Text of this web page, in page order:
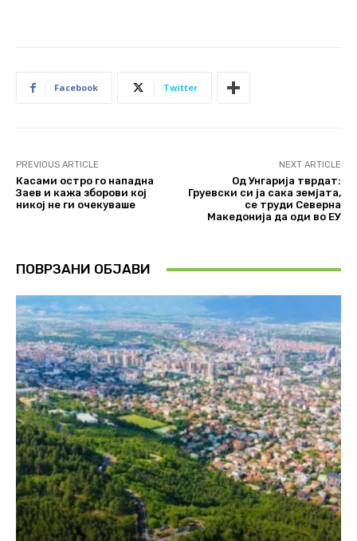
Facebook Twitter
PREVIOUS ARTICLE
Касами остро го нападна
Заев и кажа зборови кој
никој не ги очекуваше
NEXT ARTICLE
Од Унгарија тврдат:
Груевски си ја сака земјата,
се труди Северна
Македонија да оди во ЕУ
ПОВРЗАНИ ОБЈАВИ